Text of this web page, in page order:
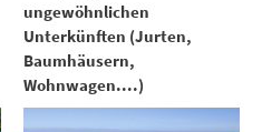
ungewöhnlichen
Unterkünften (Jurten,
Baumhäusern,
Wohnwagen....)